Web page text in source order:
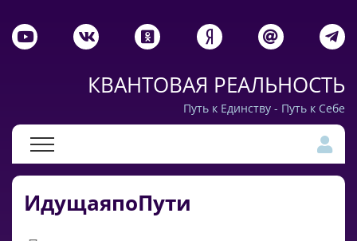
КВАНТОВАЯ РЕАЛЬНОСТЬ
Путь к Единству - Путь к Себе
ИдущаяпоПути